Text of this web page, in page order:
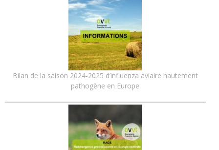
Bilan de la saison 2024-2025 d’influenza aviaire hautement
pathogène en Europe